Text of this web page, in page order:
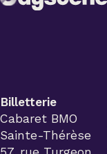
Billetterie
Cabaret BMO
Sainte-Thérèse